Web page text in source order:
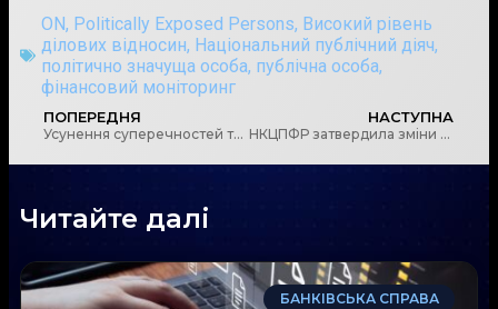
ON, Politically Exposed Persons, Високий рівень
ділових відносин, Національний публічний діяч,
політично значуща особа, публічна особа,
фінансовий моніторинг
ПОПЕРЕДНЯ
Усунення суперечностей та уточнення визначення лізингової операції
НАСТУПНА
НКЦПФР затвердила зміни до Положення про здійснення фінансового моніторингу суб’єктами первинного фінансового моніторингу
Читайте далі
БАНКІВСЬКА СПРАВА